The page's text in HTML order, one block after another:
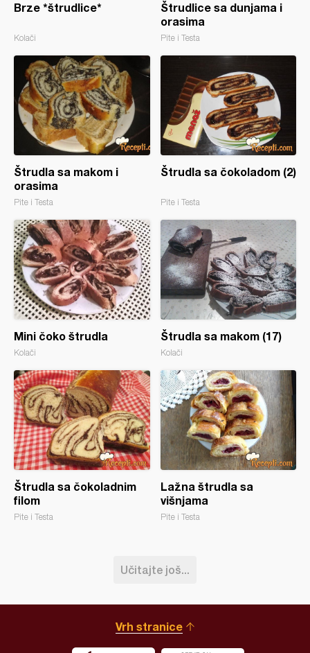
Brze *štrudlice*
Kolači
Štrudlice sa dunjama i
orasima
Pite i Testa
Štrudla sa makom i
orasima
Pite i Testa
Štrudla sa čokoladom (2)
Pite i Testa
Mini čoko štrudla
Kolači
Štrudla sa makom (17)
Kolači
Štrudla sa čokoladnim
filom
Pite i Testa
Lažna štrudla sa
višnjama
Pite i Testa
Učitajte još...
Vrh stranice